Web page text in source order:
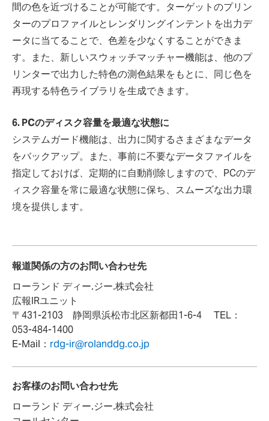
間の色を近づけることが可能です。ターゲットのプリン
ターのプロファイルとレンダリングインテントを出力デ
ータに当てることで、色差を少なくすることができま
す。また、新しいスウォッチマッチャー機能は、他のプ
リンターで出力した特色の測色結果をもとに、同じ色を
再現する特色ライブラリを生成できます。
6. PCのディスク容量を最適な状態に
システムガード機能は、出力に関するさまざまなデータ
をバックアップ。また、事前に不要なデータファイルを
指定しておけば、定期的に自動削除しますので、PCのデ
ィスク容量を常に最適な状態に保ち、スムーズな出力環
境を提供します。
報道関係の方のお問い合わせ先
ローランド ディー.ジー.株式会社
広報IRユニット
〒431-2103 静岡県浜松市北区新都田1-6-4 TEL：
053-484-1400
E-Mail： rdg-ir@rolanddg.co.jp
お客様のお問い合わせ先
ローランド ディー.ジー.株式会社